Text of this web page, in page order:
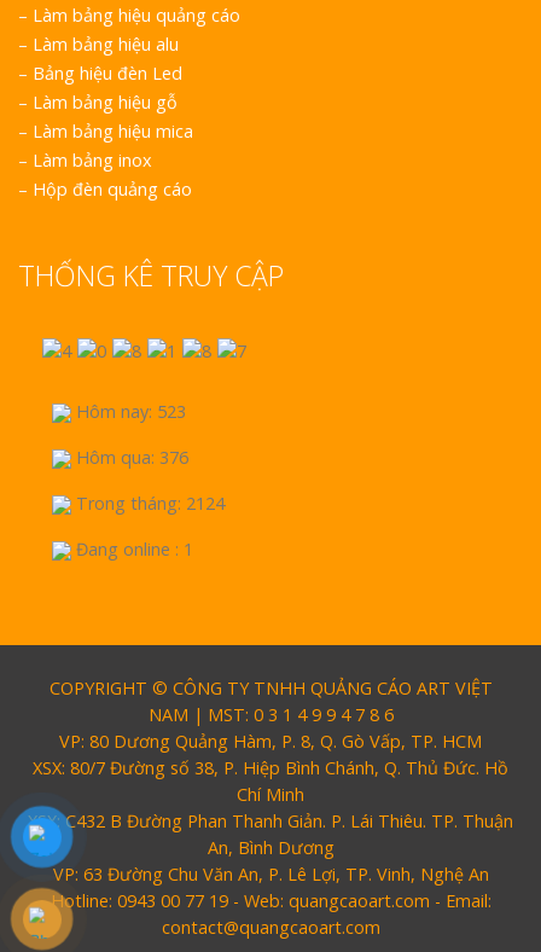
– Làm bảng hiệu quảng cáo
– Làm bảng hiệu alu
– Bảng hiệu đèn Led
– Làm bảng hiệu gỗ
– Làm bảng hiệu mica
– Làm bảng inox
– Hộp đèn quảng cáo
THỐNG KÊ TRUY CẬP
Hôm nay: 523
Hôm qua: 376
Trong tháng: 2124
Đang online : 1
COPYRIGHT © CÔNG TY TNHH QUẢNG CÁO ART VIỆT
NAM | MST: 0 3 1 4 9 9 4 7 8 6
VP: 80 Dương Quảng Hàm, P. 8, Q. Gò Vấp, TP. HCM
XSX: 80/7 Đường số 38, P. Hiệp Bình Chánh, Q. Thủ Đức. Hồ
Chí Minh
XSX: C432 B Đường Phan Thanh Giản. P. Lái Thiêu. TP. Thuận
An, Bình Dương
VP: 63 Đường Chu Văn An, P. Lê Lợi, TP. Vinh, Nghệ An
Hotline: 0943 00 77 19 - Web: quangcaoart.com - Email:
contact@quangcaoart.com